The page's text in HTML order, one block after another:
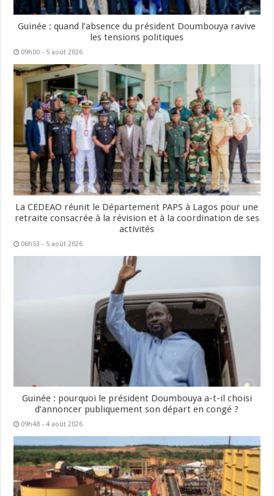
Guinée : quand l’absence du président Doumbouya ravive
les tensions politiques
09h00 - 5 août 2026
La CEDEAO réunit le Département PAPS à Lagos pour une
retraite consacrée à la révision et à la coordination de ses
activités
06h53 - 5 août 2026
Guinée : pourquoi le président Doumbouya a-t-il choisi
d’annoncer publiquement son départ en congé ?
09h48 - 4 août 2026